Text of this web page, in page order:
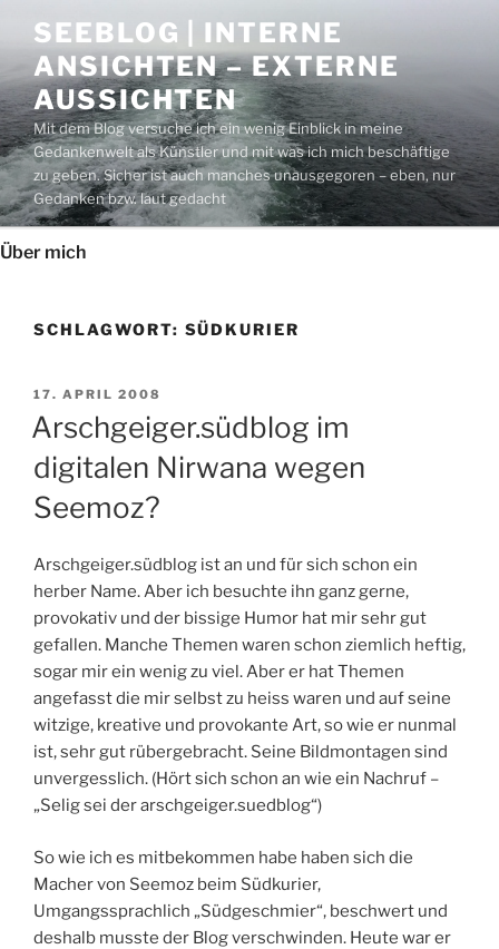
Inhalt
springen
SEEBLOG | INTERNE
ANSICHTEN – EXTERNE
AUSSICHTEN
Mit dem Blog versuche ich ein wenig Einblick in meine
Gedankenwelt als Künstler und mit was ich mich beschäftige
zu geben. Sicher ist auch manches unausgegoren – eben, nur
Gedanken bzw. laut gedacht
Über mich
SCHLAGWORT: SÜDKURIER
VERÖFFENTLICHT
AM
17. APRIL 2008
Arschgeiger.südblog im
digitalen Nirwana wegen
Seemoz?
Arschgeiger.südblog ist an und für sich schon ein
herber Name. Aber ich besuchte ihn ganz gerne,
provokativ und der bissige Humor hat mir sehr gut
gefallen. Manche Themen waren schon ziemlich heftig,
sogar mir ein wenig zu viel. Aber er hat Themen
angefasst die mir selbst zu heiss waren und auf seine
witzige, kreative und provokante Art, so wie er nunmal
ist, sehr gut rübergebracht. Seine Bildmontagen sind
unvergesslich. (Hört sich schon an wie ein Nachruf –
„Selig sei der arschgeiger.suedblog“)
So wie ich es mitbekommen habe haben sich die
Macher von Seemoz beim Südkurier,
Umgangssprachlich „Südgeschmier“, beschwert und
deshalb musste der Blog verschwinden. Heute war er